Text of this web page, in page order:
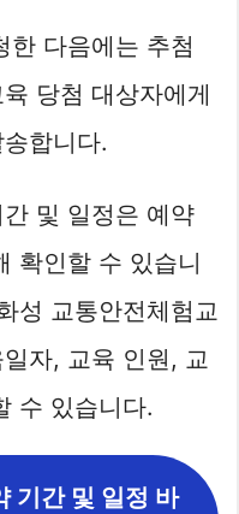
한 다음에는 추첨
당첨 대상자에게
합니다.
및 일정은 예약
확인할 수 있습니
성 교통안전체험교
자, 교육 인원, 교
수 있습니다.
기간 및 일정 바